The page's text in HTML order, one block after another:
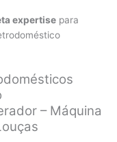
expertise para
– Máquina